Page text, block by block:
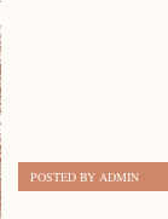
POSTED BY ADMIN